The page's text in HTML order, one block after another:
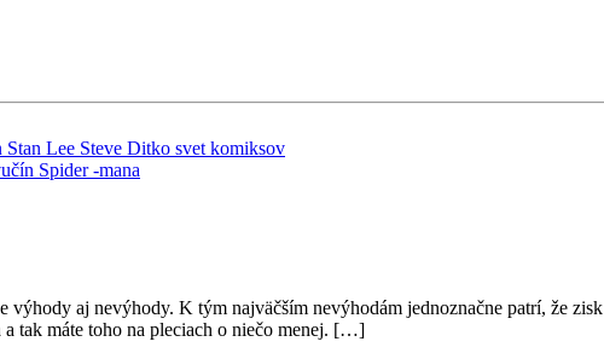
Stan Lee Steve Ditko svet komiksov
Spider -mana
výhody aj nevýhody. K tým najväčším nevýhodám jednoznačne patrí, že
a tak máte toho na pleciach o niečo menej. […]